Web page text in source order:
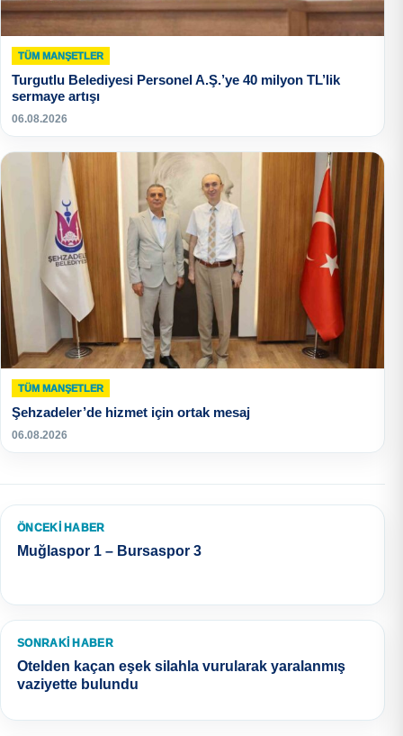
TÜM MANŞETLER
Turgutlu Belediyesi Personel A.Ş.’ye 40 milyon TL’lik
sermaye artışı
06.08.2026
TÜM MANŞETLER
Şehzadeler’de hizmet için ortak mesaj
06.08.2026
ÖNCEKI HABER
Muğlaspor 1 – Bursaspor 3
SONRAKI HABER
Otelden kaçan eşek silahla vurularak yaralanmış
vaziyette bulundu